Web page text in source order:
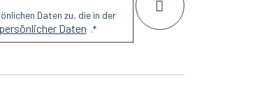
Daten zu, die in der
Daten .*